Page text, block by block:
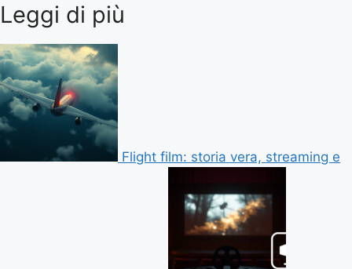
Leggi di più
Flight film: storia vera, streaming e